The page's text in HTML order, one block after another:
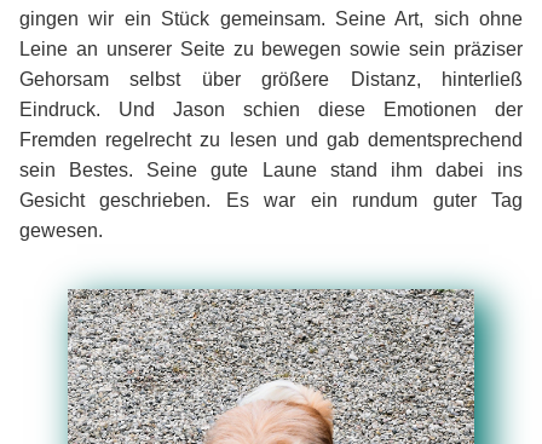
gingen wir ein Stück gemeinsam. Seine Art, sich ohne
Leine an unserer Seite zu bewegen sowie sein präziser
Gehorsam selbst über größere Distanz, hinterließ
Eindruck. Und Jason schien diese Emotionen der
Fremden regelrecht zu lesen und gab dementsprechend
sein Bestes. Seine gute Laune stand ihm dabei ins
Gesicht geschrieben. Es war ein rundum guter Tag
gewesen.